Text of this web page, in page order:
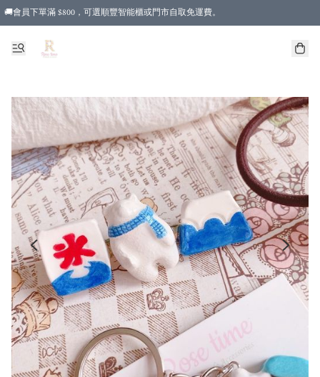
🚚會員下單滿 $800，可選順豐智能櫃或門市自取免運費。